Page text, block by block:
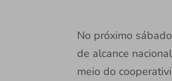
No próximo
de alcance
meio do